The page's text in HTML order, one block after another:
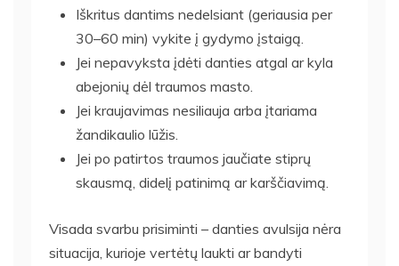
Iškritus dantims nedelsiant (geriausia per
30–60 min) vykite į gydymo įstaigą.
Jei nepavyksta įdėti danties atgal ar kyla
abejonių dėl traumos masto.
Jei kraujavimas nesiliauja arba įtariama
žandikaulio lūžis.
Jei po patirtos traumos jaučiate stiprų
skausmą, didelį patinimą ar karščiavimą.
Visada svarbu prisiminti – danties avulsija nėra
situacija, kurioje vertėtų laukti ar bandyti